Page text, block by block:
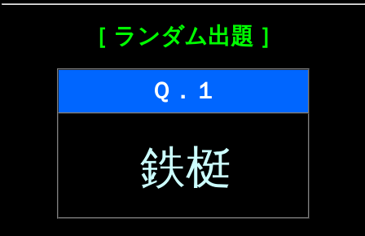
［ ランダム出題 ］
Ｑ．１
鉄梃